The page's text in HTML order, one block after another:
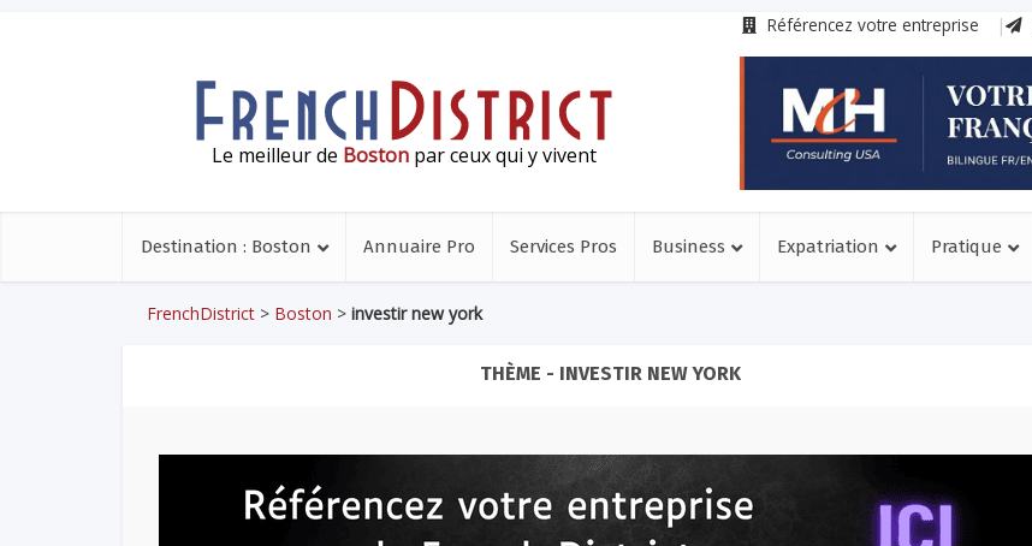
Référencez votre entreprise
Le meilleur de Boston par ceux qui y vivent
Destination : Boston Annuaire Pro Services Pros Business Expatriation Pratique
FrenchDistrict > Boston > investir new york
THÈME - INVESTIR NEW YORK